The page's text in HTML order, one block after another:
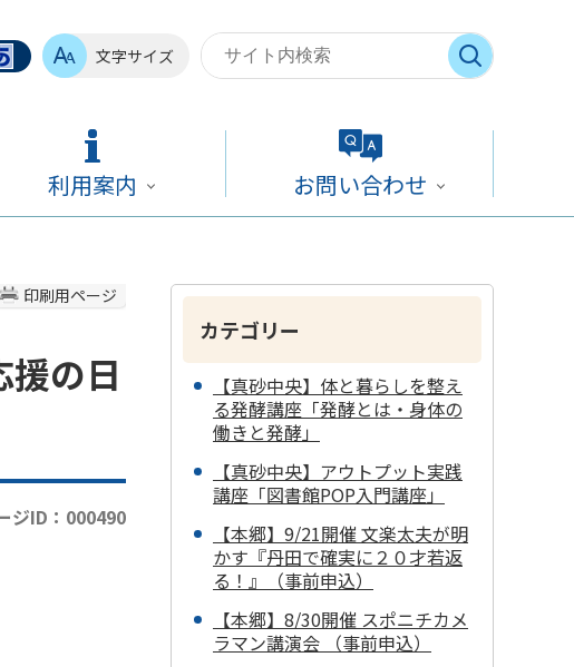
文字サイズ
利用案内 お問い合わせ
印刷用ページ
の日
ジID：000490
カテゴリー
【真砂中央】体と暮らしを整え
る発酵講座「発酵とは・身体の
働きと発酵」
【真砂中央】アウトプット実践
講座「図書館POP入門講座」
【本郷】9/21開催 文楽太夫が明
かす『丹田で確実に２０才若返
る！』（事前申込）
【本郷】8/30開催 スポニチカメ
ラマン講演会 （事前申込）